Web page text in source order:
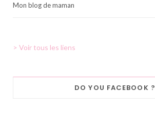
Mon blog de maman
> Voir tous les liens
DO YOU FACEBOOK ?